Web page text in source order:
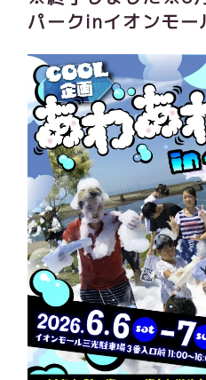
パークinイオンモ